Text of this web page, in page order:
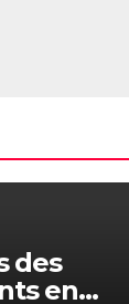
des
en